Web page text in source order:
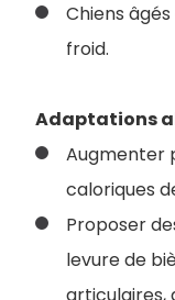
Chiens
froid.
Adaptations
Augmenter
caloriques
Proposer
levure de